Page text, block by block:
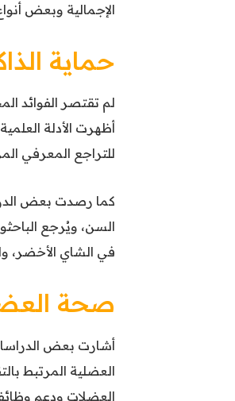
الإجمالية وبعض
حماية
لم تقتصر الفوائد
أظهرت الأدلة
للتراجع المعرفي
كما رصدت بعض
السن، ويُرجع
في الشاي الأخضر،
صحة
أشارت بعض
العضلية المرتبط
العضلات ودعم